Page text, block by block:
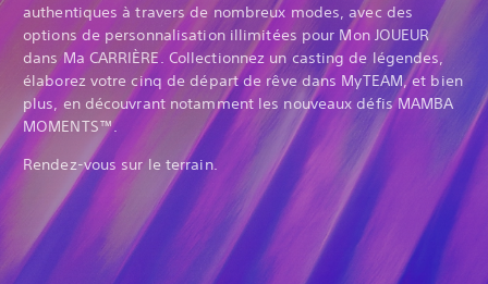
authentiques à travers de nombreux modes, avec des
options de personnalisation illimitées pour Mon JOUEUR
dans Ma CARRIÈRE. Collectionnez un casting de légendes,
élaborez votre cinq de départ de rêve dans MyTEAM, et bien
plus, en découvrant notamment les nouveaux défis MAMBA
MOMENTS™.
Rendez-vous sur le terrain.